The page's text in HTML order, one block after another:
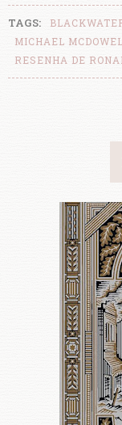
TAGS:
MICHAEL
RESENHA DE